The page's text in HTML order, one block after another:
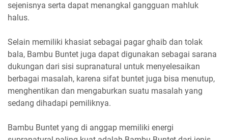
sejenisnya serta dapat menangkal gangguan mahluk
halus.
Selain memiliki khasiat sebagai pagar ghaib dan tolak
bala, Bambu Buntet juga dapat digunakan sebagai sarana
dukungan dari sisi supranatural untuk menyelesaikan
berbagai masalah, karena sifat buntet juga bisa menutup,
menghentikan dan mengaburkan suatu masalah yang
sedang dihadapi pemiliknya.
Bambu Buntet yang di anggap memiliki energi